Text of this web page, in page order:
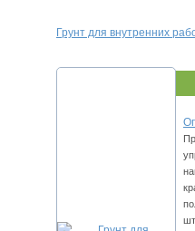
Грунт для внутренних